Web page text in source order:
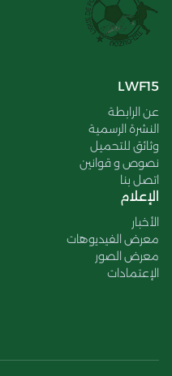
LWF15
عن الرابطة
النشرة الرسمية
وثائق للتحميل
نصوص و قوانين
اتصل بنا
الإعلام
الأخبار
معرض الفيديوهات
معرض الصور
الإعتمادات